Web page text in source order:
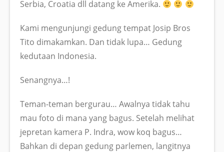
Serbia, Croatia dll datang ke Amerika.
Kami mengunjungi gedung tempat Josip Bros
Tito dimakamkan. Dan tidak lupa… Gedung
kedutaan Indonesia.
Senangnya…!
Teman-teman bergurau… Awalnya tidak tahu
mau foto di mana yang bagus. Setelah melihat
jepretan kamera P. Indra, wow koq bagus…
Bahkan di depan gedung parlemen, langitnya